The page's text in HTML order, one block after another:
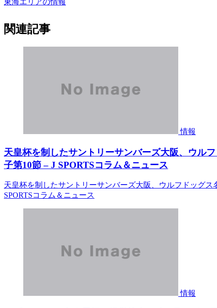
東海エリアの情報
関連記事
情報
天皇杯を制したサントリーサンバーズ大阪、ウル
子第10節 – J SPORTSコラム＆ニュース
天皇杯を制したサントリーサンバーズ大阪、ウルフドッグ
SPORTSコラム＆ニュース
情報